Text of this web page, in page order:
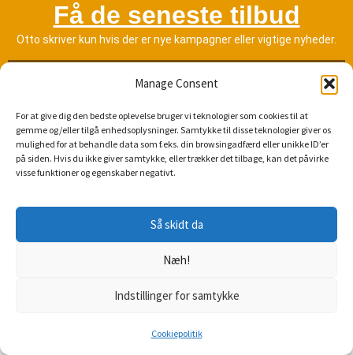
Manage Consent
For at give dig den bedste oplevelse bruger vi teknologier som cookies til at
gemme og/eller tilgå enhedsoplysninger. Samtykke til disse teknologier giver os
mulighed for at behandle data som f.eks. din browsingadfærd eller unikke ID’er
på siden. Hvis du ikke giver samtykke, eller trækker det tilbage, kan det påvirke
visse funktioner og egenskaber negativt.
Så skidt da
Næh!
Indstillinger for samtykke
Cookiepolitik
Få de seneste tilbud
Otto skriver kun hvis der er nye kampagner eller vigtige nyheder.
TILMELD
© Bredbåndsportalen.dk 2026
Kontakt